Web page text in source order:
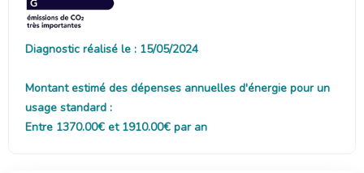
Diagnostic réalisé le : 15/05/2024
Montant estimé des dépenses annuelles d'énergie pour un
usage standard :
Entre 1370.00€ et 1910.00€ par an